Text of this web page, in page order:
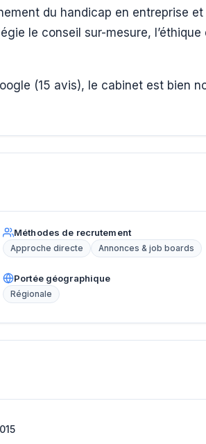
du handicap en entreprise et
le conseil sur-mesure, l’éthique
(15 avis), le cabinet est bien
Méthodes de recrutement
Approche directe Annonces & job boards
Portée géographique
Régionale